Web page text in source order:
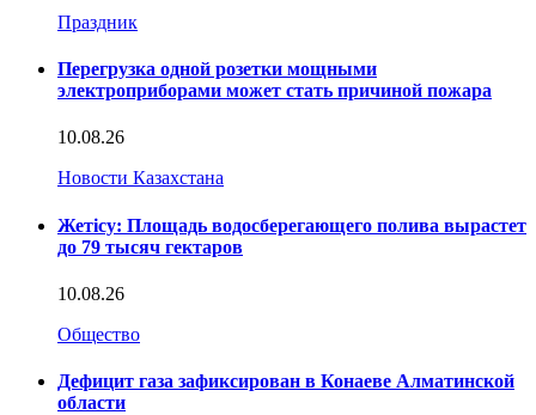
Праздник
Перегрузка одной розетки мощными
электроприборами может стать причиной пожара
10.08.26
Новости Казахстана
Жетісу: Площадь водосберегающего полива вырастет
до 79 тысяч гектаров
10.08.26
Общество
Дефицит газа зафиксирован в Конаеве Алматинской
области